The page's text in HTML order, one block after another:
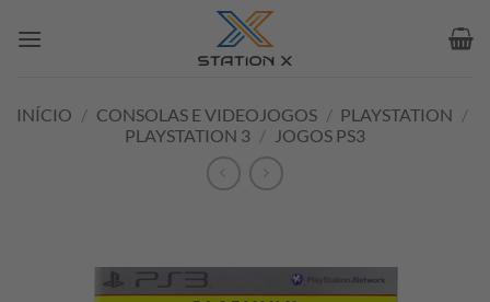
INÍCIO / CONSOLAS E VIDEOJOGOS / PLAYSTATION /
PLAYSTATION 3 / JOGOS PS3